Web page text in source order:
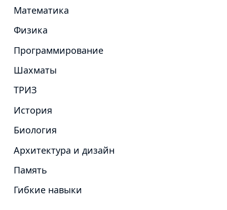
Математика
Физика
Программирование
Шахматы
ТРИЗ
История
Биология
Архитектура и дизайн
Память
Гибкие навыки